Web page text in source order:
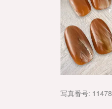
写真番号: 11478